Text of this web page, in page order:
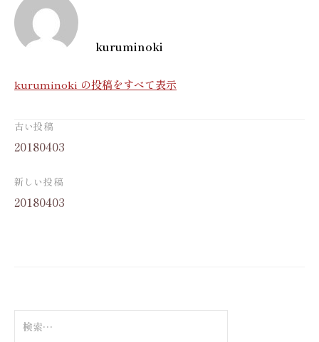
kuruminoki
kuruminoki の投稿をすべて表示
投
ナ
ゲ
ー
シ
ョ
古い投稿
20180403
新しい投稿
20180403
索